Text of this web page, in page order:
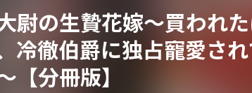
尉の生贄花嫁～買われ
冷徹伯爵に独占寵愛さ
【分冊版】